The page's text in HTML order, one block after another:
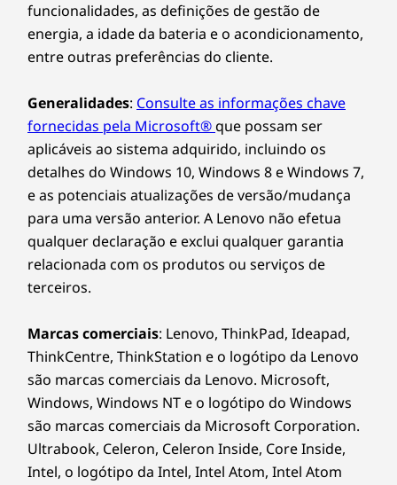
funcionalidades, as definições de gestão de
energia, a idade da bateria e o acondicionamento,
entre outras preferências do cliente.
Generalidades: Consulte as informações chave
fornecidas pela Microsoft®que possam ser
aplicáveis ao sistema adquirido, incluindo os
detalhes do Windows 10, Windows 8 e Windows 7,
e as potenciais atualizações de versão/mudança
para uma versão anterior. A Lenovo não efetua
qualquer declaração e exclui qualquer garantia
relacionada com os produtos ou serviços de
terceiros.
Marcas comerciais: Lenovo, ThinkPad, Ideapad,
ThinkCentre, ThinkStation e o logótipo da Lenovo
são marcas comerciais da Lenovo. Microsoft,
Windows, Windows NT e o logótipo do Windows
são marcas comerciais da Microsoft Corporation.
Ultrabook, Celeron, Celeron Inside, Core Inside,
Intel, o logótipo da Intel, Intel Atom, Intel Atom